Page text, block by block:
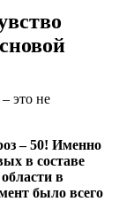
это не
– 50! Именно
в составе
в
было всего